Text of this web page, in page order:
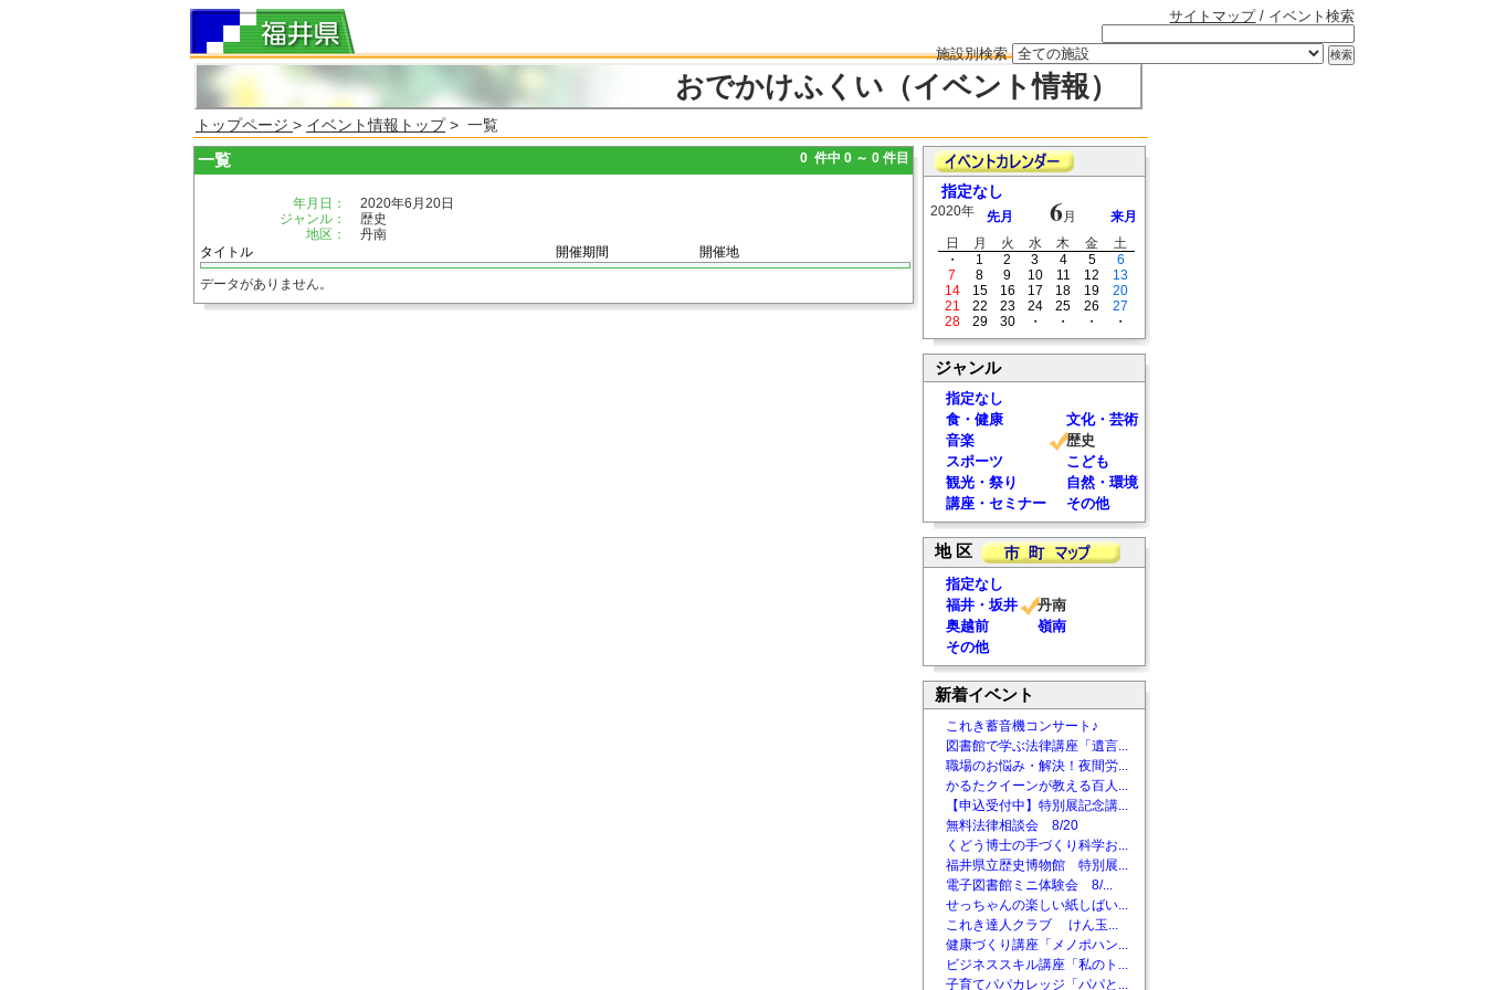
サイトマップ/ イベント検索
施設別検索
おでかけふくい（イベント情報）
トップページ > イベント情報トップ> 一覧
一覧 0 件中 0 ～ 0 件目
年月日：
2020年6月20日
ジャンル：
歴史
地区：
丹南
タイトル
開催期間 開催地
データがありません。
指定なし
2020年 先月 6月
来月
日
月 火 水 木 金
土
・
1 2 3 4 5
6
7
8 9 10 11 12
13
14
15 16 17 18 19
20
21
22 23 24 25 26
27
28
29 30 ・ ・ ・ ・
ジャンル
指定なし
食・健康
文化・芸術
音楽
歴史
スポーツ
こども
観光・祭り
自然・環境
講座・セミナー
その他
地 区
指定なし
福井・坂井
丹南
奥越前
嶺南
その他
新着イベント
これき蓄音機コンサート♪
図書館で学ぶ法律講座「遺言...
職場のお悩み・解決！夜間労...
かるたクイーンが教える百人...
【申込受付中】特別展記念講...
無料法律相談会 8/20
くどう博士の手づくり科学お...
福井県立歴史博物館 特別展...
電子図書館ミニ体験会 8/...
せっちゃんの楽しい紙しばい...
これき達人クラブ けん玉...
健康づくり講座「メノポハン...
ビジネススキル講座「私のト...
子育てパパカレッジ「パパと...